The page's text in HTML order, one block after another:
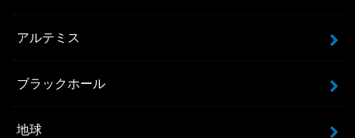
アルテミス
ブラックホール
地球